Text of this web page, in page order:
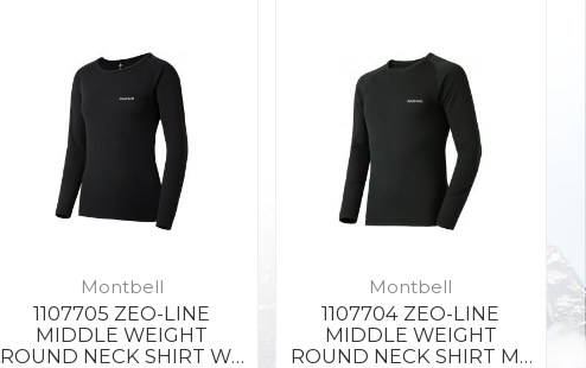
Montbell
1107705 ZEO-LINE
MIDDLE WEIGHT
ROUND NECK SHIRT WS
Montbell
1107704 ZEO-LINE
MIDDLE WEIGHT
ROUND NECK SHIRT MS